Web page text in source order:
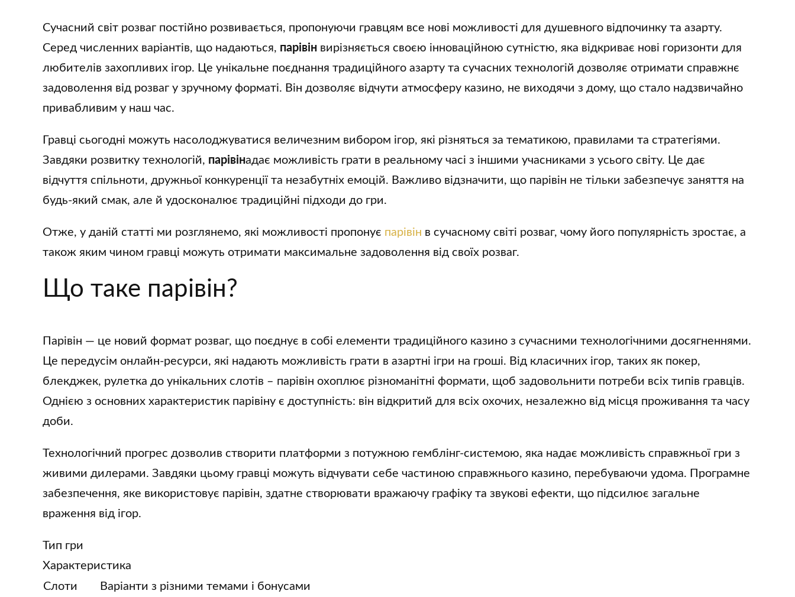
Сучасний світ розваг постійно розвивається, пропонуючи гравцям все нові можливості для душевного відпочинку та азарту.
Серед численних варіантів, що надаються, парівін вирізняється своєю інноваційною сутністю, яка відкриває нові горизонти для
любителів захопливих ігор. Це унікальне поєднання традиційного азарту та сучасних технологій дозволяє отримати справжнє
задоволення від розваг у зручному форматі. Він дозволяє відчути атмосферу казино, не виходячи з дому, що стало надзвичайно
привабливим у наш час.
Гравці сьогодні можуть насолоджуватися величезним вибором ігор, які різняться за тематикою, правилами та стратегіями.
Завдяки розвитку технологій, парівінадає можливість грати в реальному часі з іншими учасниками з усього світу. Це дає
відчуття спільноти, дружньої конкуренції та незабутніх емоцій. Важливо відзначити, що парівін не тільки забезпечує заняття на
будь-який смак, але й удосконалює традиційні підходи до гри.
Отже, у даній статті ми розглянемо, які можливості пропонує парівін в сучасному світі розваг, чому його популярність зростає, а
також яким чином гравці можуть отримати максимальне задоволення від своїх розваг.
Що таке парівін?
Парівін — це новий формат розваг, що поєднує в собі елементи традиційного казино з сучасними технологічними досягненнями.
Це передусім онлайн-ресурси, які надають можливість грати в азартні ігри на гроші. Від класичних ігор, таких як покер,
блекджек, рулетка до унікальних слотів – парівін охоплює різноманітні формати, щоб задовольнити потреби всіх типів гравців.
Однією з основних характеристик парівіну є доступність: він відкритий для всіх охочих, незалежно від місця проживання та часу
доби.
Технологічний прогрес дозволив створити платформи з потужною гемблінг-системою, яка надає можливість справжньої гри з
живими дилерами. Завдяки цьому гравці можуть відчувати себе частиною справжнього казино, перебуваючи удома. Програмне
забезпечення, яке використовує парівін, здатне створювати вражаючу графіку та звукові ефекти, що підсилює загальне
враження від ігор.
Тип гри
Характеристика
Слоти
Варіанти з різними темами і бонусами